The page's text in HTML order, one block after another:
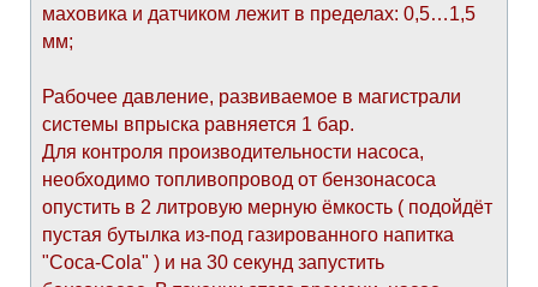
маховика и датчиком лежит в пределах: 0,5…1,5
мм;
Рабочее давление, развиваемое в магистрали
системы впрыска равняется 1 бар.
Для контроля производительности насоса,
необходимо топливопровод от бензонасоса
опустить в 2 литровую мерную ёмкость ( подойдёт
пустая бутылка из-под газированного напитка
"Coca-Cola" ) и на 30 секунд запустить